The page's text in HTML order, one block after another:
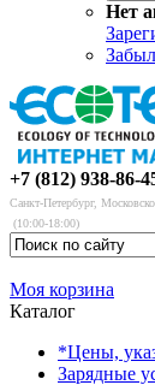
Нет
+7 (812) 938-86-
Санкт-Петербург,
(10:00-18:00)
Моя корзина
Каталог
*Цены,
Зарядные